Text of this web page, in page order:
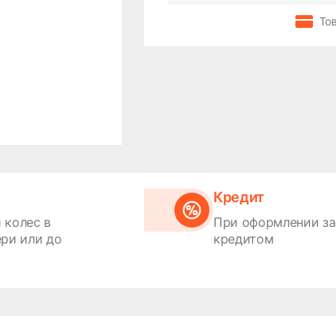
в
или до
Кредит
При оформлении
кредитом